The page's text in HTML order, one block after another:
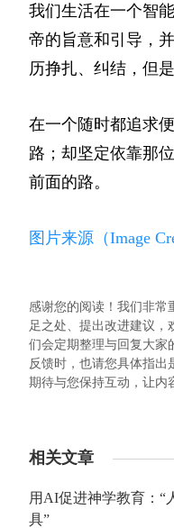
我们生活在一个智
帝的旨意和引导，
历挣扎、纠结，但
在一个随时都追求
路；却坚定依靠那
前面的路。
图片来源（Image
感谢您的阅读！我们非常
足之处、提出改进建议，
们会定期整理与回复大家
反馈时，也请您具体指出
期待与您保持互动，让内
相关文章
用AI促进神学教育：“
具”